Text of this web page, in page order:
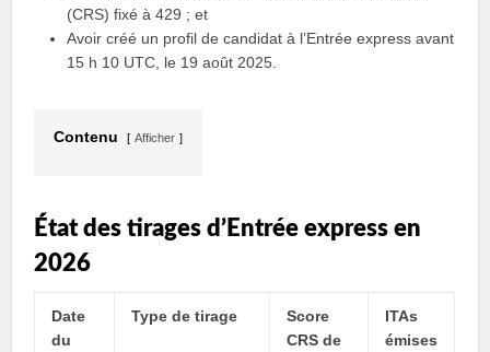
(CRS) fixé à 429 ; et
Avoir créé un profil de candidat à l’Entrée express avant
15 h 10 UTC, le 19 août 2025.
Contenu Afficher
État des tirages d’Entrée express en
2026
Date
du
Type de tirage
Score
CRS de
ITAs
émises